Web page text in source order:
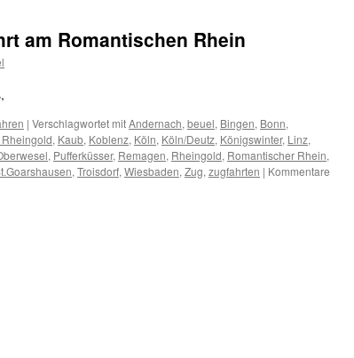
am Romantischen Rhein
| Verschlagwortet mitAndernach, beuel, Bingen, Bonn,
, Kaub, Koblenz, Köln, Köln/Deutz, Königswinter, Linz,
, Pufferküsser, Remagen, Rheingold, Romantischer Rhein,
, Troisdorf, Wiesbaden, Zug, zugfahrten | Kommentare